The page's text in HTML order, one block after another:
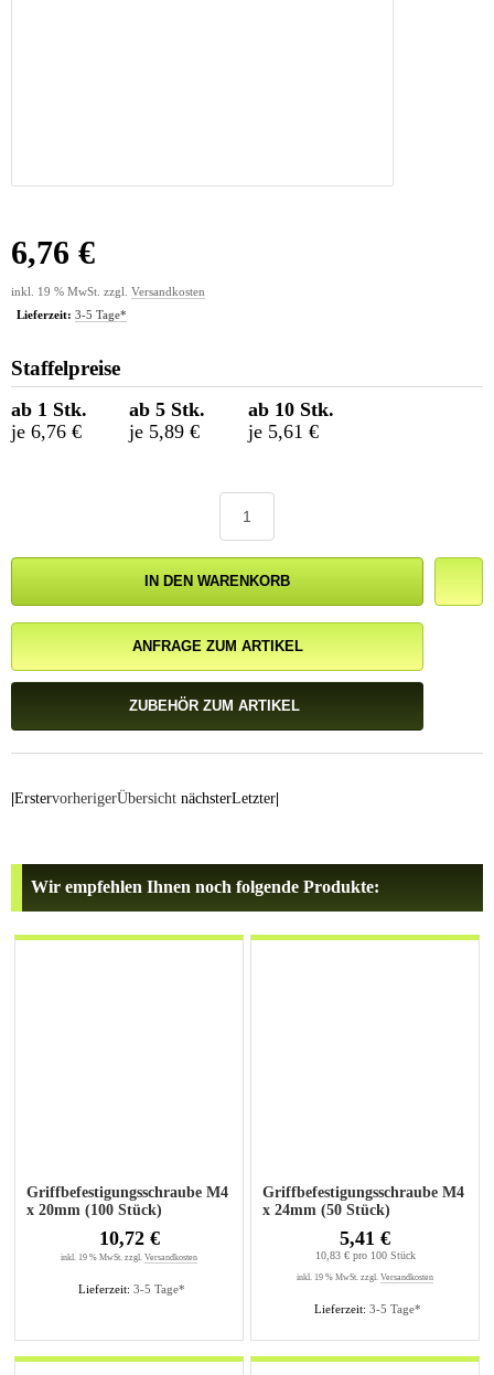
6,76 €
inkl. 19 % MwSt. zzgl. Versandkosten
Lieferzeit: 3-5 Tage*
Staffelpreise
ab 1 Stk.
je 6,76 €
ab 5 Stk.
je 5,89 €
ab 10 Stk.
je 5,61 €
IN DEN WARENKORB
ANFRAGE ZUM ARTIKEL
ZUBEHÖR ZUM ARTIKEL
|ErstervorherigerÜbersicht nächsterLetzter|
Wir empfehlen Ihnen noch folgende Produkte:
Griffbefestigungsschraube M4
x 20mm (100 Stück)
Lieferzeit: 3-5 Tage*
10,72 €
inkl. 19 % MwSt. zzgl. Versandkosten
Griffbefestigungsschraube M4
x 24mm (50 Stück)
Lieferzeit: 3-5 Tage*
5,41 €
10,83 € pro 100 Stück
inkl. 19 % MwSt. zzgl. Versandkosten